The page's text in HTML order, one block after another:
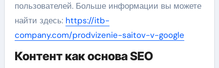
пользователей. Больше информации вы можете
найти здесь: https://itb-
company.com/prodvizenie-saitov-v-google
Контент как основа SEO